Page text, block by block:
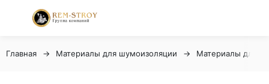
Главная Материалы для шумоизоляции Материалы для